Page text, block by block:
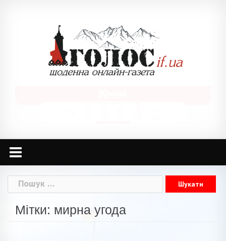
Пошук:
Мітки: мирна угода